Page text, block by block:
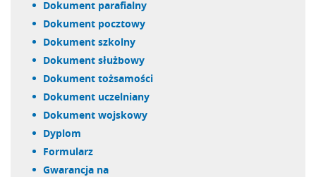
dokument parafialny
dokument pocztowy
dokument szkolny
dokument służbowy
dokument tożsamości
dokument uczelniany
dokument wojskowy
dyplom
formularz
gwarancja na